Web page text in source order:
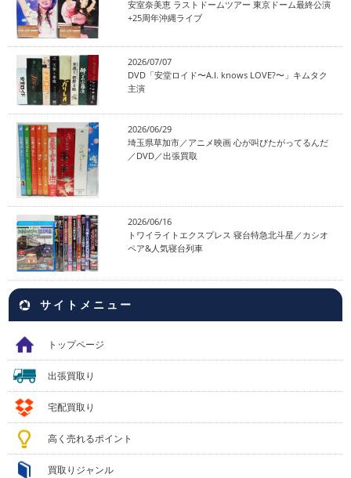
安室奈美恵 ラストドームツアー 東京ドーム最終公演
+25周年沖縄ライブ
2026/07/07
DVD「安堂ロイド〜A.I. knows LOVE?〜」キムタク
主演
2026/06/29
埼玉県草加市／アニメ映画 心が叫びたがってるんだ
／DVD／出張買取
2026/06/16
トワイライトエクスプレス 寝台特急北斗星／カシオ
ペア&人気寝台列車
サイトメニュー
トップページ
出張買取り
宅配買取り
高く売れるポイント
買取りジャンル